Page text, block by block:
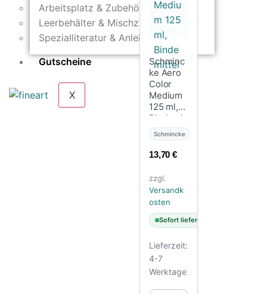
Arbeitsplatz & Zubehör
Leerbehälter & Mischzubehör
Spezialliteratur & Anleitungen
Gutscheine
X
Schminc
ke Aero
Color
Medium
125 ml,
Bindemit
tel
Schmincke
13,70€
zzgl.
Versandk
osten
Sofort lieferbar
Lieferzeit:
4-7
Werktage